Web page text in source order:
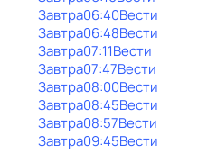
Завтра06:40Вести
Завтра06:48Вести
Завтра07:11Вести
Завтра07:47Вести
Завтра08:00Вести
Завтра08:45Вести
Завтра08:57Вести
Завтра09:45Вести